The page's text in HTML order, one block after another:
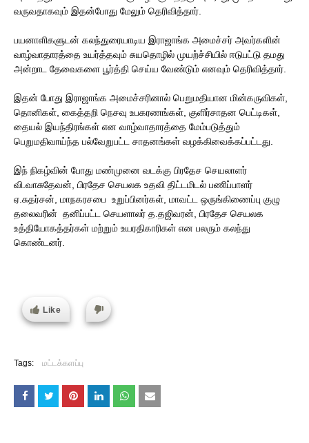
வருவதாகவும் இதன்போது மேலும் தெரிவித்தார்.
பயனாளிகளுடன் கலந்துரையாடிய இராஜாங்க அமைச்சர் அவர்களின்
வாழ்வாதாரத்தை உயர்த்தவும் சுயதொழில் முயற்ச்சியில் ஈடுபட்டு தமது
அன்றாட தேவைகளை பூர்த்தி செய்ய வேண்டும் எனவும் தெரிவித்தார்.
இதன் போது இராஜாங்க அமைச்சரினால் பெறுமதியான மின்கருவிகள்,
தொனிகள், கைத்தறி நெசவு உபகரணங்கள், குளிர்சாதன பெட்டிகள்,
தையல் இயந்திரங்கள் என வாழ்வாதாரத்தை மேம்படுத்தும்
பெறுமதிவாய்ந்த பல்வேறுபட்ட சாதனங்கள் வழக்கிவைக்கப்பட்டது.
இந் நிகழ்வின் போது மண்முனை வடக்கு பிரதேச செயலாளர்
வி.வாசுதேவன், பிரதேச செயலக உதவி திட்டமிடல் பணிப்பாளர்
ஏ.சுதர்சன், மாநகரசபை உறுப்பினர்கள், மாவட்ட ஒருங்கிணைப்பு குழு
தலைவரின் தனிப்பட்ட செயளாலர் த.தஜிவரன், பிரதேச செயலக
உத்தியோகத்தர்கள் மற்றும் உயரதிகாரிகள் என பலரும் கலந்து
கொண்டனர்.
Like
Tags: மட்டக்களப்பு